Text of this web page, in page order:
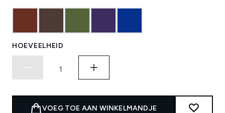
HOEVEELHEID
VOEG TOE AAN WINKELMANDJE